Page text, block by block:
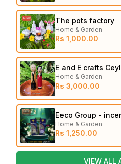
The pots factory
Home & Garden
Rs 1,000.00
E and E crafts
Home & Garden
Rs 3,000.00
Eeco Group -
Home & Garden
Rs 1,250.00
VIEW ALL